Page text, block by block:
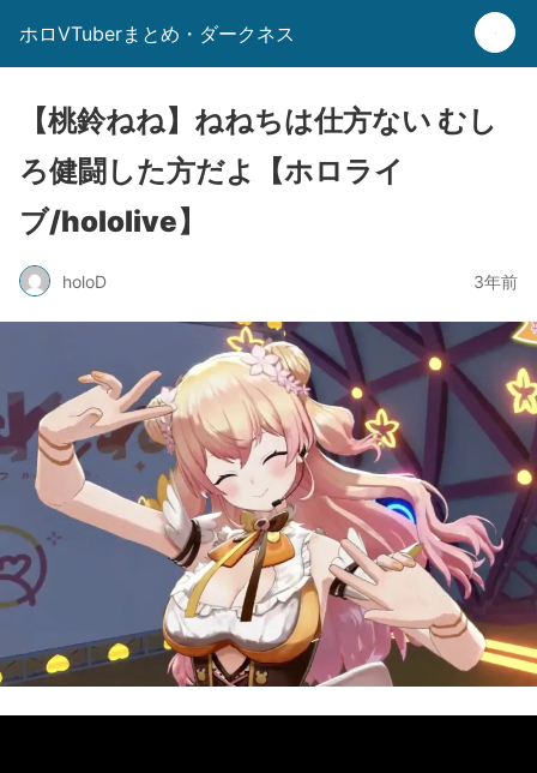
ホロVTuberまとめ・ダークネス
【桃鈴ねね】ねねちは仕方ない むし
ろ健闘した方だよ【ホロライ
ブ/hololive】
holoD 3年前